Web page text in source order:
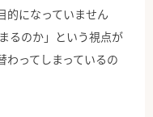
的になっていません
るのか」という視点が
わってしまっているの